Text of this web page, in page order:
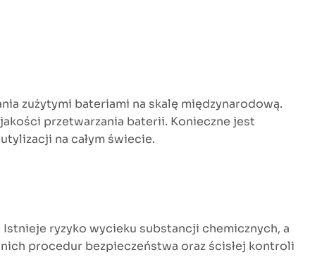
zużytymi bateriami na skalę międzynarodową.
przetwarzania baterii. Konieczne jest
na całym świecie.
ryzyko wycieku substancji chemicznych, a
procedur bezpieczeństwa oraz ścisłej kontroli